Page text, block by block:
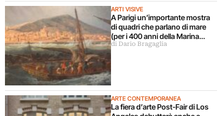
ARTI VISIVE
A Parigi un’importante mostra
di quadri che parlano di mare
(per i 400 anni della Marina
Francese)
di Dario Bragaglia
ARTE CONTEMPORANEA
La fiera d’arte Post-Fair di Los